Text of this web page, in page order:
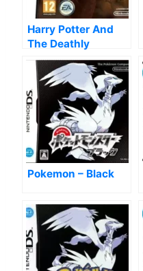
Harry Potter And
The Deathly
Hallows – Part 2
Pokemon – Black